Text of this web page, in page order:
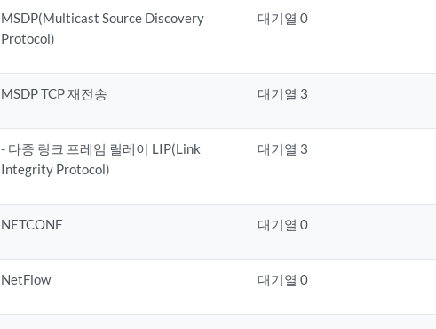
MSDP(Multicast Source Discovery
Protocol)
대기열 0
MSDP TCP 재전송 대기열 3
- 다중 링크 프레임 릴레이 LIP(Link
Integrity Protocol)
대기열 3
NETCONF 대기열 0
NetFlow 대기열 0